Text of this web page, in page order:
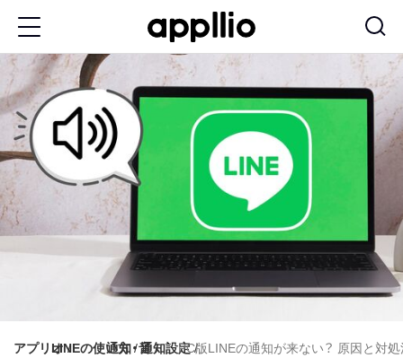
コ
ン
テ
ン
ツ
アプリオLINEの使い方
通知・音通知設定PC版LINEの通知が来ない？ 原因と対処